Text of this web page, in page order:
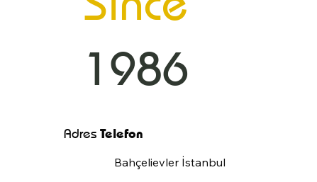
1986
Adres Telefon
Bahçelievler İstanbul